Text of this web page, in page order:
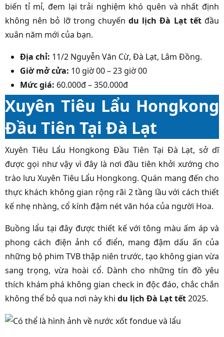
biến tỉ mỉ, đem lại trải nghiệm khó quên và nhất định
không nên bỏ lỡ trong chuyếndu lịch Đà Lạt tếtđầu
xuân năm mới của bạn.
Địa chỉ: 11/2 Nguyễn Văn Cừ, Đà Lạt, Lâm Đồng.
Giờ mở cửa: 10 giờ 00 – 23 giờ 00
Mức giá: 60.000đ – 350.000đ
Xuyên Tiêu Lẩu Hongkong
Đầu Tiên Tại Đà Lạt
Xuyên Tiêu Lẩu Hongkong Đầu Tiên Tại Đà Lạt, sở dĩ
được gọi như vậy vì đây là nơi đầu tiên khởi xướng cho
trào lưu Xuyên Tiêu Lẩu Hongkong. Quán mang đến cho
thực khách không gian rộng rãi 2 tầng lầu với cách thiết
kế nhẹ nhàng, cổ kính đậm nét văn hóa của người Hoa.
Buồng lẩu tại đây được thiết kế với tông màu ấm áp và
phong cách điện ảnh cổ điển, mang đậm dấu ấn của
những bộ phim TVB thập niên trước, tạo không gian vừa
sang trọng, vừa hoài cổ. Dành cho những tín đồ yêu
thích khám phá không gian check in độc đáo, chắc chắn
không thể bỏ qua nơi này khi du lịch Đà Lạt tết2025.